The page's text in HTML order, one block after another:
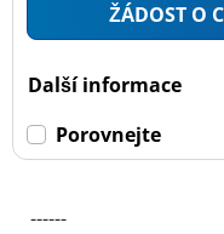
ŽÁDOST O
Další informace
Porovnejte
------